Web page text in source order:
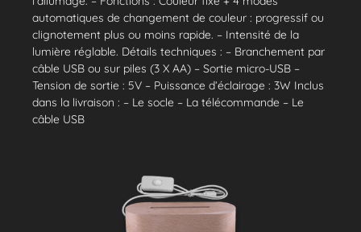
automatiques de changement de couleur : progressif ou
clignotement plus ou moins rapide. – Intensité de la
lumière réglable. Détails techniques : – Branchement par
câble USB ou sur piles (3 X AA) – Sortie micro-USB –
Tension de sortie : 5V – Puissance d’éclairage : 3W Inclus
dans la livraison : – Le socle – La télécommande – Le
câble USB